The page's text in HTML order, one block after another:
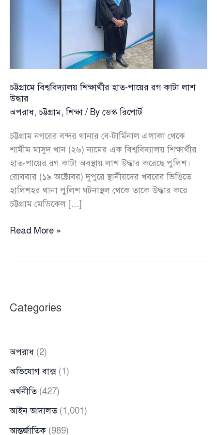
চট্টগ্রামে বিশ্ববিদ্যালয় শিক্ষার্থীর হাত-পায়ের রগ কাটা লাশ
উদ্ধার
অপরাধ,চট্টগ্রাম,শিক্ষা / By ডেস্ক রিপোর্ট
চট্টগ্রাম নগরের বন্দর থানার বে-টার্মিনাল এলাকা থেকে
শামীম মাসুদ খান (২৬) নামের এক বিশ্ববিদ্যালয় শিক্ষার্থীর
হাত-পায়ের রগ কাটা অবস্থায় লাশ উদ্ধার করেছে পুলিশ।
রোববার (১৯ অক্টোবর) দুপুরে স্থানীয়দের খবরের ভিত্তিতে
হালিশহর থানা পুলিশ ঘটনাস্থল থেকে তাকে উদ্ধার করে
চট্টগ্রাম মেডিকেল […]
চট্টগ্রামে
কাটা
Read More »
Categories
অপরাধ (2)
অভিযোগ বাক্স(1)
অর্থনীতি(427)
আইন আদালত(1,001)
আন্তর্জাতিক (989)